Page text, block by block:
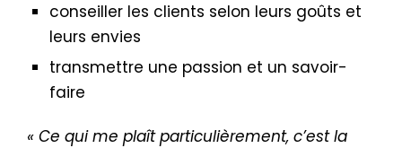
conseiller les clients selon leurs goûts et
leurs envies
transmettre une passion et un savoir-
faire
« Ce qui me plaît particulièrement, c’est la